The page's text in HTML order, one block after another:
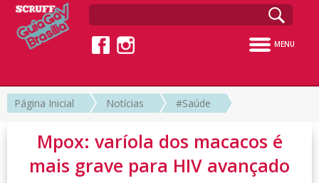
MENU
Página Inicial Notícias #Saúde
Mpox: varíola dos macacos é
mais grave para HIV avançado